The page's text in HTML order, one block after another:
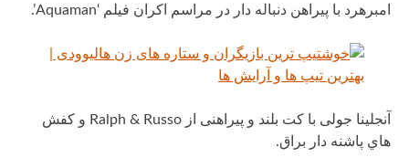
امبرهرد با پیراهن دنباله دار در مراسم اکران فیلم ‘Aquaman’.
آنجلینا جولی با کت بلند و پیراهنی از Ralph & Russo و کفش
هاي پاشنه دار براق.